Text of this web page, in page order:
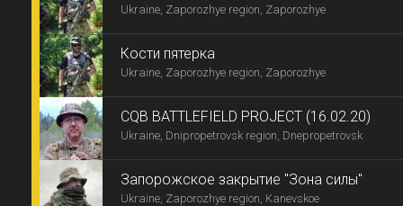
Ukraine, Zaporozhye region, Zaporozhye
Кости пятерка
Ukraine, Zaporozhye region, Zaporozhye
CQB BATTLEFIELD PROJECT (16.02.20)
Ukraine, Dnipropetrovsk region, Dnepropetrovsk
Запорожское закрытие "Зона силы"
Ukraine, Zaporozhye region, Kanevskoe